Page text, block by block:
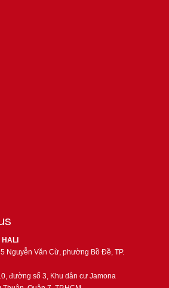
HALI
Nguyễn Văn Cừ, phường Bồ Đề, TP.
đường số 3, Khu dân cư Jamona